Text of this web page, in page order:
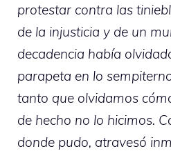
protestar contra las
de la injusticia y de un
decadencia había
parapeta en lo
tanto que olvidamos
de hecho no lo hicimos.
donde pudo, atravesó